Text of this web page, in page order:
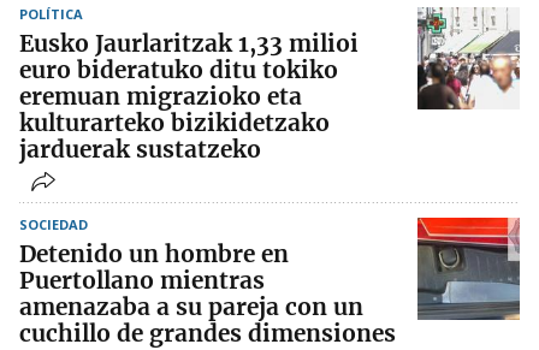
POLÍTICA
Eusko Jaurlaritzak 1,33 milioi
euro bideratuko ditu tokiko
eremuan migrazioko eta
kulturarteko bizikidetzako
jarduerak sustatzeko
SOCIEDAD
Detenido un hombre en
Puertollano mientras
amenazaba a su pareja con un
cuchillo de grandes dimensiones